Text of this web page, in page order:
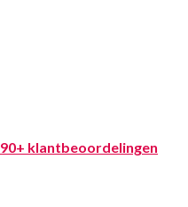
90+ klantbeoordelingen